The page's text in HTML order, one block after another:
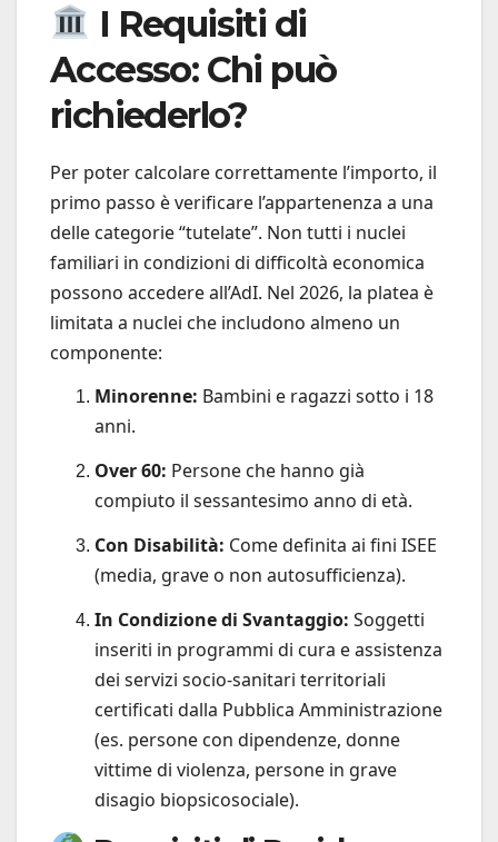
I Requisiti di
Accesso: Chi può
richiederlo?
Per poter calcolare correttamente l’importo, il
primo passo è verificare l’appartenenza a una
delle categorie “tutelate”. Non tutti i nuclei
familiari in condizioni di difficoltà economica
possono accedere all’AdI. Nel 2026, la platea è
limitata a nuclei che includono almeno un
componente:
Minorenne: Bambini e ragazzi sotto i 18
anni.
Over 60: Persone che hanno già
compiuto il sessantesimo anno di età.
Con Disabilità: Come definita ai fini ISEE
(media, grave o non autosufficienza).
In Condizione di Svantaggio: Soggetti
inseriti in programmi di cura e assistenza
dei servizi socio-sanitari territoriali
certificati dalla Pubblica Amministrazione
(es. persone con dipendenze, donne
vittime di violenza, persone in grave
disagio biopsicosociale).